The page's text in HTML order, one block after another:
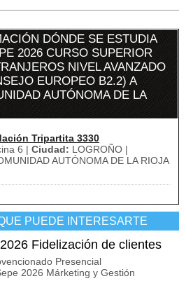
DÓNDE SE ESTUDIA
2026 CURSO SUPERIOR
NIVEL AVANZADO
EUROPEO B2.2) A
AUTÓNOMA DE LA
Tripartita 3330
6 | Ciudad: LOGROÑO |
AUTÓNOMA DE LA RIOJA
PUEDE INTERESARTE
Fidelización de clientes
Presencial
2026 Márketing y Gestión